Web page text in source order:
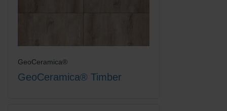
GeoCeramica®
GeoCeramica® Timber